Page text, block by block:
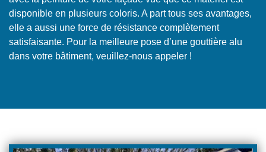
disponible en plusieurs coloris. A part tous ses avantages,
elle a aussi une force de résistance complètement
satisfaisante. Pour la meilleure pose d’une gouttière alu
dans votre bâtiment, veuillez-nous appeler !